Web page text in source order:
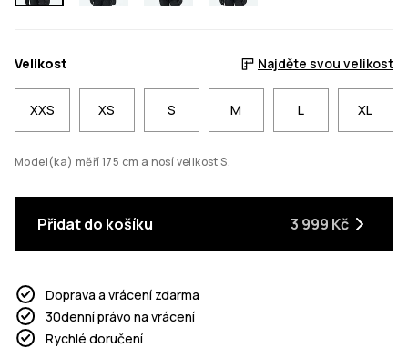
Velikost Najděte svou velikost
XXS XS S M L XL
Model(ka) měří 175 cm a nosí velikost S.
Přidat do košíku 3 999 Kč
Doprava a vrácení zdarma
30denní právo na vrácení
Rychlé doručení